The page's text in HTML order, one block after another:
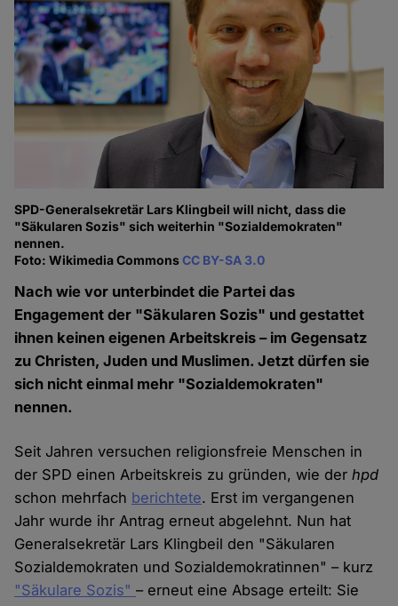
SPD-Generalsekretär Lars Klingbeil will nicht, dass die
"Säkularen Sozis" sich weiterhin "Sozialdemokraten"
nennen.
Foto: Wikimedia CommonsCC BY-SA 3.0
Nach wie vor unterbindet die Partei das
Engagement der "Säkularen Sozis" und gestattet
ihnen keinen eigenen Arbeitskreis – im Gegensatz
zu Christen, Juden und Muslimen. Jetzt dürfen sie
sich nicht einmal mehr "Sozialdemokraten"
nennen.
Seit Jahren versuchen religionsfreie Menschen in
der SPD einen Arbeitskreis zu gründen, wie derhpd
schon mehrfach berichtete. Erst im vergangenen
Jahr wurde ihr Antrag erneut abgelehnt. Nun hat
Generalsekretär Lars Klingbeil den "Säkularen
Sozialdemokraten und Sozialdemokratinnen" – kurz
"Säkulare Sozis"– erneut eine Absage erteilt: Sie